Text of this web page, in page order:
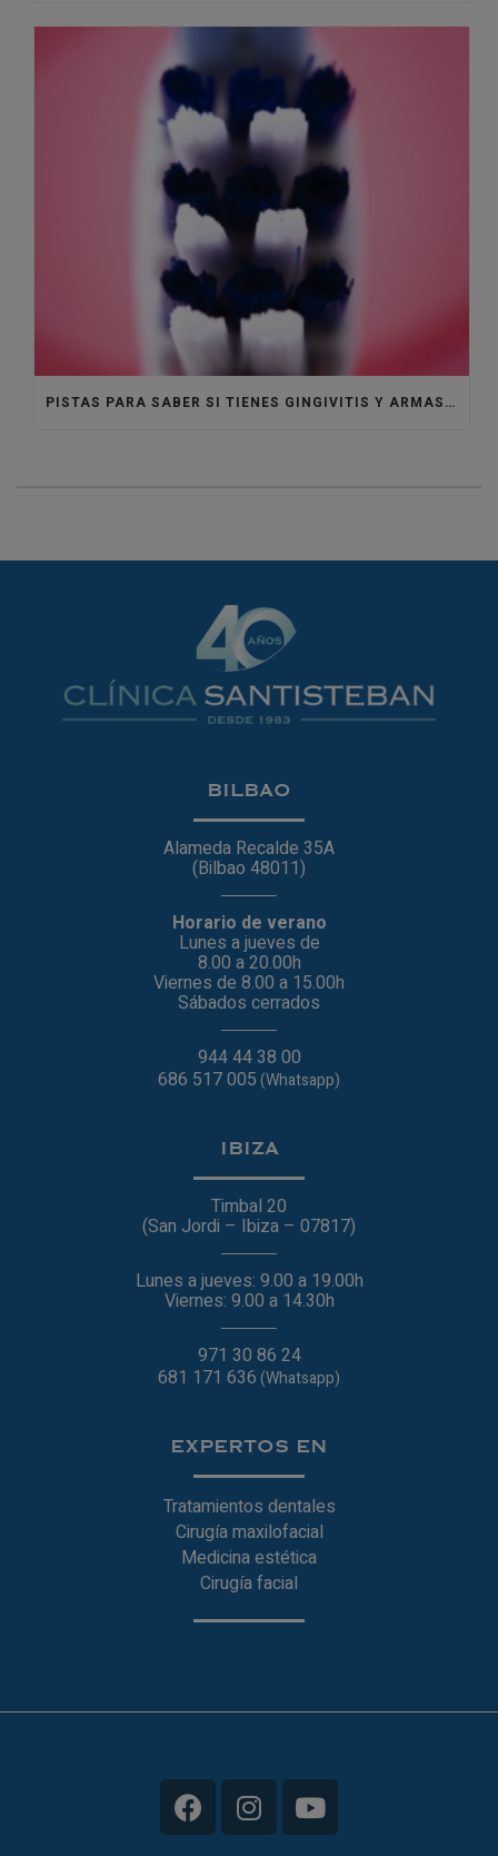
PISTAS PARA SABER SI TIENES GINGIVITIS Y ARMAS PARA CURARLA
BILBAO
Alameda Recalde 35A
(Bilbao 48011)
Horario de verano
Lunes a jueves de
8.00 a 20.00h
Viernes de 8.00 a 15.00h
Sábados cerrados
944 44 38 00
686 517 005(Whatsapp)
IBIZA
Timbal 20
(San Jordi – Ibiza – 07817)
Lunes a jueves: 9.00 a 19.00h
Viernes: 9.00 a 14.30h
971 30 86 24
681 171 636(Whatsapp)
EXPERTOS EN
Tratamientos dentales
Cirugía maxilofacial
Medicina estética
Cirugía facial